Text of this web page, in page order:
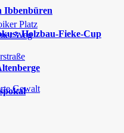
Platz
Weg
Gewalt
Ibbenbüren
Holzbau-Fieke-Cup